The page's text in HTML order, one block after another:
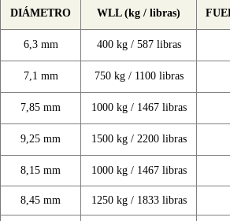
DIÁMETRO WLL (kg / libras)
6,3 mm 400 kg / 587 libras
7,1 mm 750 kg / 1100 libras
7,85 mm 1000 kg / 1467 libras
9,25 mm 1500 kg / 2200 libras
8,15 mm 1000 kg / 1467 libras
8,45 mm 1250 kg / 1833 libras